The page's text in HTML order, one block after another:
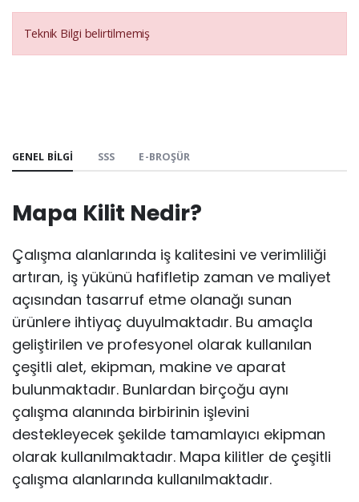
Teknik Bilgi belirtilmemiş
GENEL BILGI SSS E-BROŞÜR
Mapa Kilit Nedir?
Çalışma alanlarında iş kalitesini ve verimliliği
artıran, iş yükünü hafifletip zaman ve maliyet
açısından tasarruf etme olanağı sunan
ürünlere ihtiyaç duyulmaktadır. Bu amaçla
geliştirilen ve profesyonel olarak kullanılan
çeşitli alet, ekipman, makine ve aparat
bulunmaktadır. Bunlardan birçoğu aynı
çalışma alanında birbirinin işlevini
destekleyecek şekilde tamamlayıcı ekipman
olarak kullanılmaktadır. Mapa kilitler de çeşitli
çalışma alanlarında kullanılmaktadır.